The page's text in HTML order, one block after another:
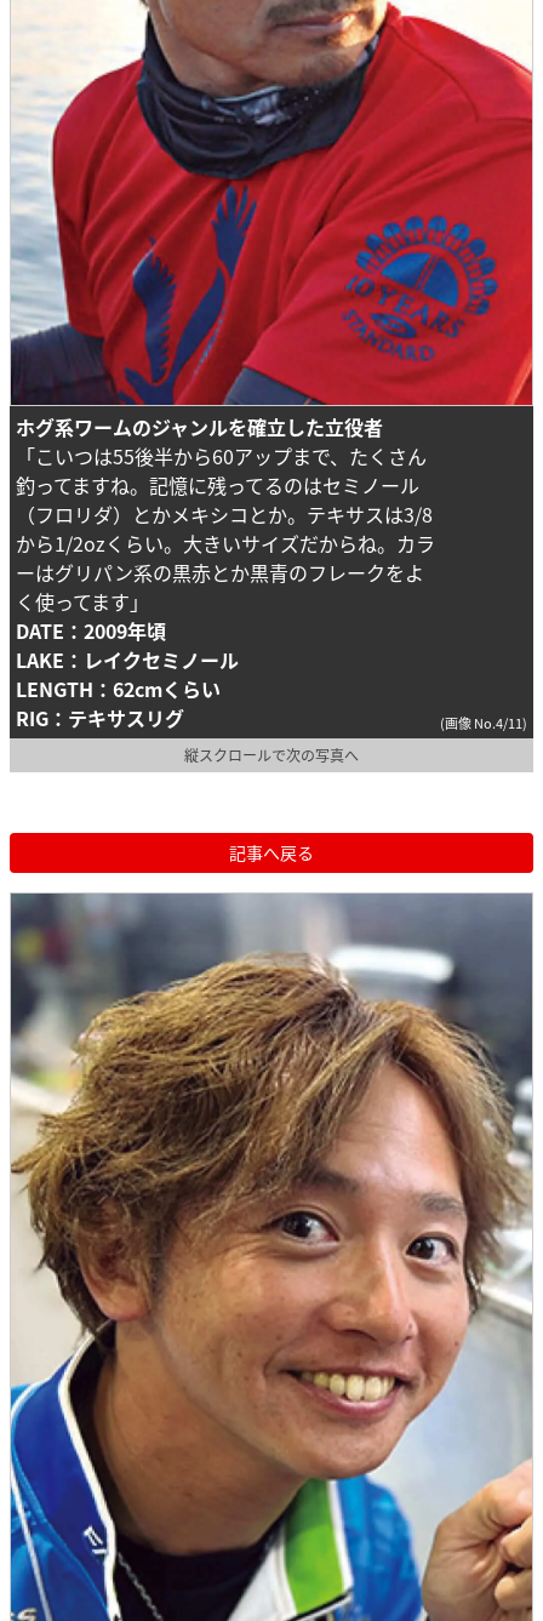
ホグ系ワームのジャンルを確立した立役者
「こいつは55後半から60アップまで、たくさん
釣ってますね。記憶に残ってるのはセミノール
（フロリダ）とかメキシコとか。テキサスは3/8
から1/2ozくらい。大きいサイズだからね。カラ
ーはグリパン系の黒赤とか黒青のフレークをよ
く使ってます」
DATE：2009年頃
LAKE：レイクセミノール
LENGTH：62cmくらい
RIG：テキサスリグ
(画像 No.4/11)
縦スクロールで次の写真へ
記事へ戻る